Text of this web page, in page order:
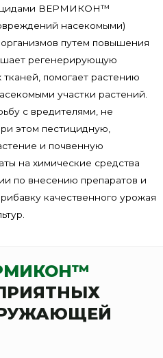
ВЕРМИКОН™
насекомыми)
путем повышения
регенерирующую
помогает растению
участки растений.
с вредителями, не
этом пестицидную,
и почвенную
на химические средства
по внесению препаратов и
качественного урожая